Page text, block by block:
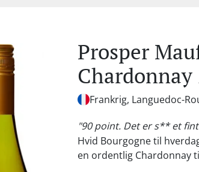
Prosper
Chardonnay
Frankrig, Languedoc-
"90 point. Det er s** et
Hvid Bourgogne til
en ordentlig Chardonnay